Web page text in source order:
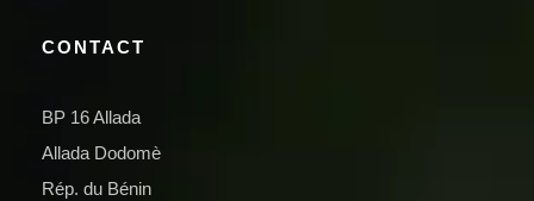
CONTACT
BP 16 Allada
Allada Dodomè
Rép. du Bénin